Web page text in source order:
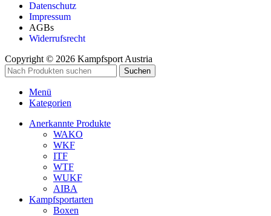
Datenschutz
Impressum
AGBs
Widerrufsrecht
Copyright © 2026 Kampfsport Austria
Suchen
Menü
Kategorien
Anerkannte Produkte
WAKO
WKF
ITF
WTF
WUKF
AIBA
Kampfsportarten
Boxen